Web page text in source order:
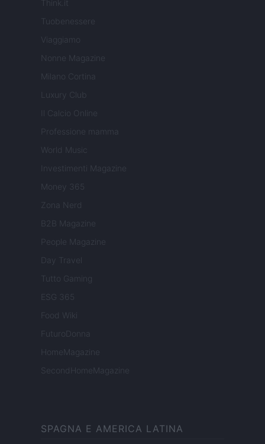
Think.it
Tuobenessere
Viaggiamo
Nonne Magazine
Milano Cortina
Luxury Club
Il Calcio Online
Professione mamma
World Music
Investimenti Magazine
Money 365
Zona Nerd
B2B Magazine
People Magazine
Day Travel
Tutto Gaming
ESG 365
Food Wiki
FuturoDonna
HomeMagazine
SecondHomeMagazine
SPAGNA E AMERICA LATINA